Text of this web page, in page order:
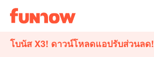
โบนัส X3! ดาวน์โหลดแอปรับส่วนลด!